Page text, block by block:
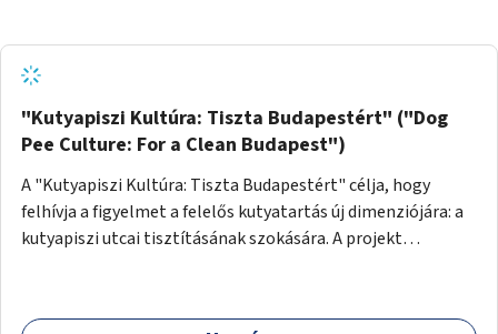
"Kutyapiszi Kultúra: Tiszta Budapestért" ("Dog
Pee Culture: For a Clean Budapest")
A "Kutyapiszi Kultúra: Tiszta Budapestért" célja, hogy
felhívja a figyelmet a felelős kutyatartás új dimenziójára: a
kutyapiszi utcai tisztításának szokására. A projekt
palack vízzel öblítsék le azt, ezzel hozzájárulva a tiszta,